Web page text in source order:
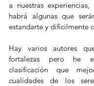
a nuestras
habrá algunas que
estandarte y difícilmente
Hay varios autores
fortalezas pero he
clasificación que
cualidades de los